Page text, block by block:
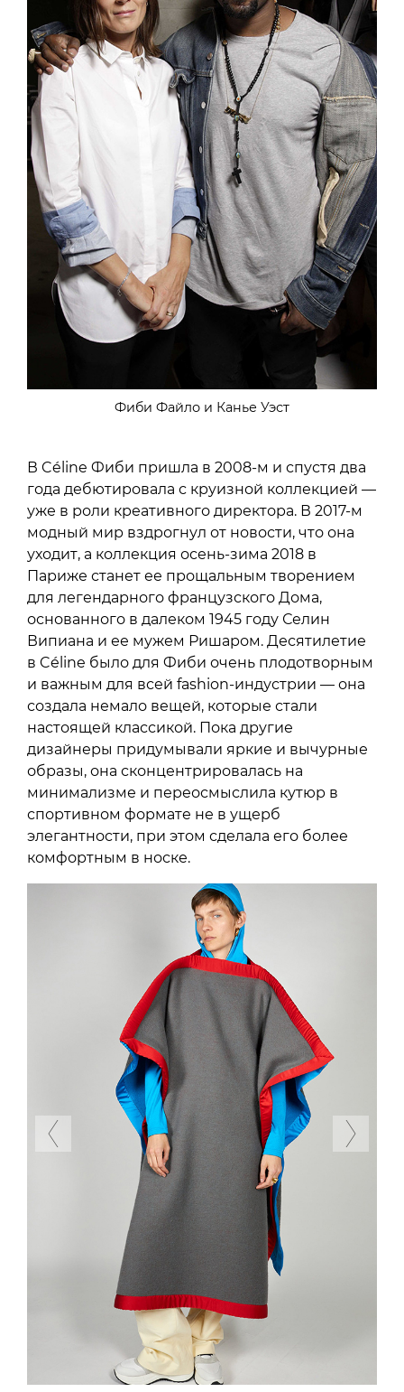
Фиби Файло и Канье Уэст
В Céline Фиби пришла в 2008-м и спустя два
года дебютировала с круизной коллекцией —
уже в роли креативного директора. В 2017-м
модный мир вздрогнул от новости, что она
уходит, а коллекция осень-зима 2018 в
Париже станет ее прощальным творением
для легендарного французского Дома,
основанного в далеком 1945 году Селин
Випиана и ее мужем Ришаром. Десятилетие
в Céline было для Фиби очень плодотворным
и важным для всей fashion-индустрии — она
создала немало вещей, которые стали
настоящей классикой. Пока другие
дизайнеры придумывали яркие и вычурные
образы, она сконцентрировалась на
минимализме и переосмыслила кутюр в
спортивном формате не в ущерб
элегантности, при этом сделала его более
комфортным в носке.
Previous